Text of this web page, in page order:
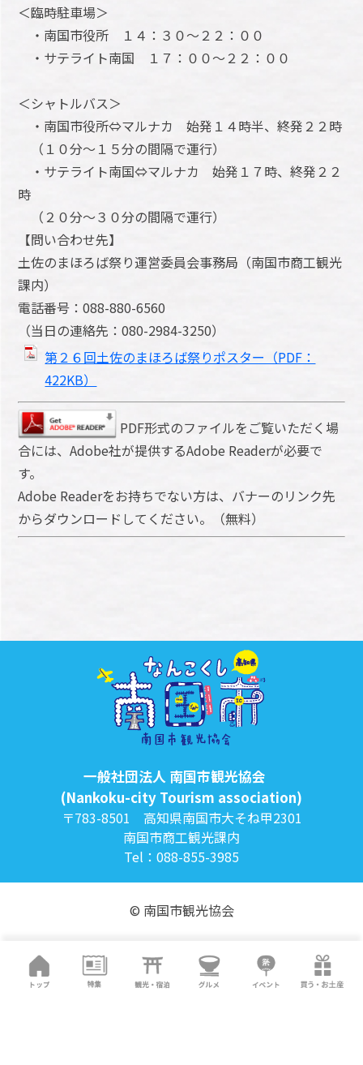
＜臨時駐車場＞
・南国市役所 １４：３０～２２：００
・サテライト南国 １７：００～２２：００
＜シャトルバス＞
・南国市役所⇔マルナカ 始発１４時半、終発２２時
（１０分～１５分の間隔で運行）
・サテライト南国⇔マルナカ 始発１７時、終発２２
時
（２０分～３０分の間隔で運行）
【問い合わせ先】
土佐のまほろば祭り運営委員会事務局（南国市商工観光
課内）
電話番号：088-880-6560
（当日の連絡先：080-2984-3250）
第２６回土佐のまほろば祭りポスター（PDF：
422KB）
PDF形式のファイルをご覧いただく場
合には、Adobe社が提供するAdobe Readerが必要で
す。
Adobe Readerをお持ちでない方は、バナーのリンク先
からダウンロードしてください。（無料）
一般社団法人 南国市観光協会
(Nankoku-city Tourism association)
〒783-8501 高知県南国市大そね甲2301
南国市商工観光課内
Tel：088-855-3985
© 南国市観光協会